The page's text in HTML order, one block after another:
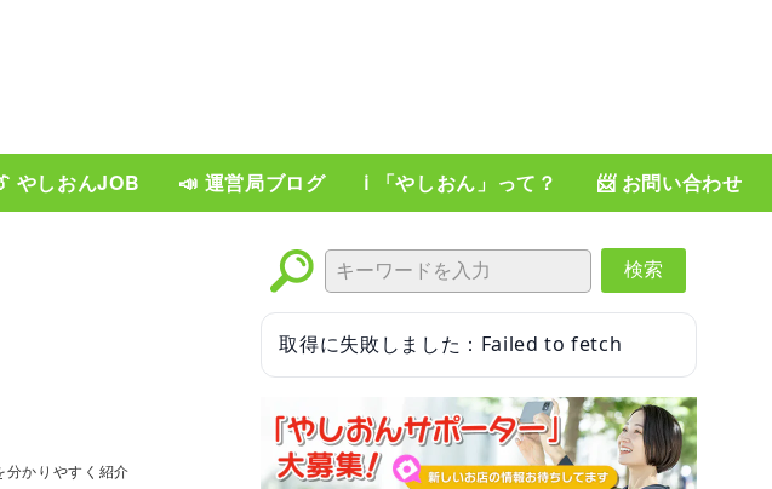
やしおんJOB 📣 運営局ブログ ℹ️ 「やしおん」って？ 📨 お問い合わせ
かりやすく紹介
検索
取得に失敗しました：Failed to fetch